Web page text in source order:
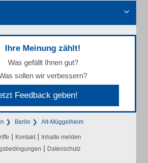
Ihre Meinung zählt!
Was gefällt Ihnen gut?
sollen wir verbessern?
Feedback geben!
Berlin Alt-Müggelheim
| Kontakt | Inhalte melden
| Datenschutz